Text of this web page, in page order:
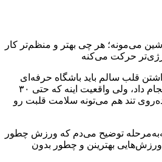
می‌مونه؛ هر چی بهتر و منظم‌تر کار
حرکت می‌کنه
قلب سالم باید باشگاه حرفه‌ای
رفت یا تمرین‌های سنگین انجام داد، ولی واقعیت اینه که حتی ۳۰
تند هم می‌تونه سلامت قلبت رو
توضیح می‌دم که ورزش چطور
بهترینن و چطور بدون